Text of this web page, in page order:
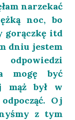
narzekać
noc, bo
gorączkę itd
dniu jestem
mogę być
mąż był w
Oj
z tym